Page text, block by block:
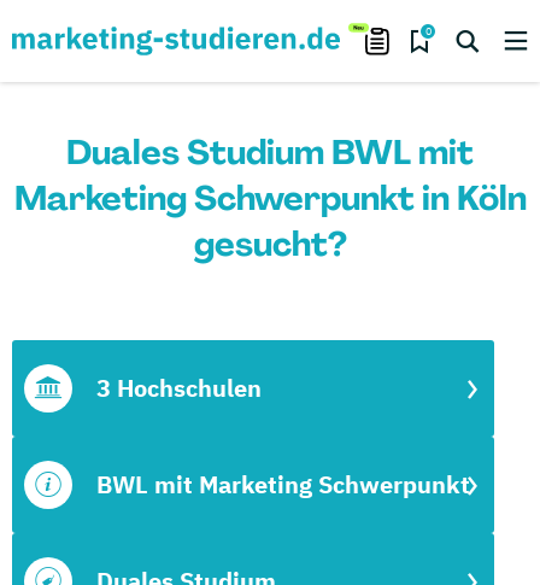
0
Duales Studium BWL mit
Marketing Schwerpunkt in Köln
gesucht?
BWL mit Marketing Schwerpunkt
3 Hochschulen